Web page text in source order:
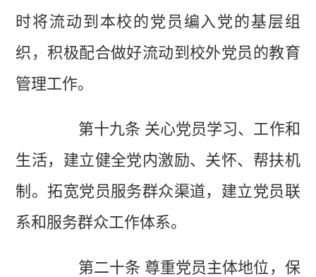
时将流动到本校的党员编入党的基层组
织，积极配合做好流动到校外党员的教育
管理工作。
第十九条 关心党员学习、工作和
生活，建立健全党内激励、关怀、帮扶机
制。拓宽党员服务群众渠道，建立党员联
系和服务群众工作体系。
第二十条 尊重党员主体地位，保